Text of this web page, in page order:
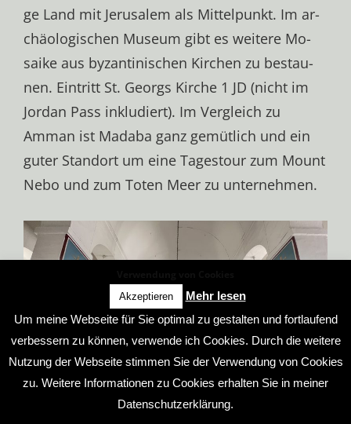
ge Land mit Je­ru­sa­lem als Mit­tel­punkt. Im ar­
chäo­lo­gi­schen Mu­se­um gibt es wei­te­re Mo­
sai­ke aus by­zan­ti­ni­schen Kir­chen zu be­stau­
nen. Eintritt St. Ge­orgs Kir­che 1 JD (nicht im
Jor­dan Pass in­klu­diert). Im Vergleich zu
Amman ist Madaba ganz gemütlich und ein
guter Standort um eine Tagestour zum Mount
Nebo und zum Toten Meer zu unternehmen.
Akzeptieren
Mehr lesen
Um meine Webseite für Sie optimal zu gestalten und fortlaufend
verbessern zu können, verwende ich Cookies. Durch die weitere
Nutzung der Webseite stimmen Sie der Verwendung von Cookies
zu. Weitere Informationen zu Cookies erhalten Sie in meiner
Datenschutzerklärung.